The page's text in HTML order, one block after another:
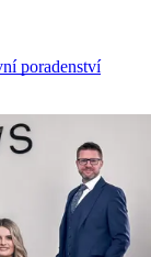
poradenství